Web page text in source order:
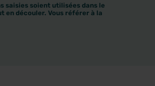
saisies soient utilisées dans le
en découler. Vous référer à la